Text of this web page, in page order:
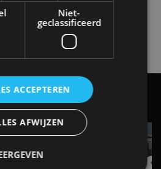
Geely E2 (tijdelijk) net zo goedkoop
Renault Twingo
Niet-
geclassificeerd
ACCEPTEREN
AFWIJZEN